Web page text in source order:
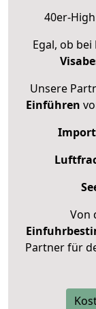
40er-
Egal, ob bei
Unsere
Einführen
Import
Von
Partner für